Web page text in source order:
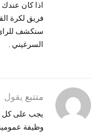
اذا كان
فريق لكرة
سنكشف
السرغيني .
متتبع يقول
يجب على كل
وظيفة